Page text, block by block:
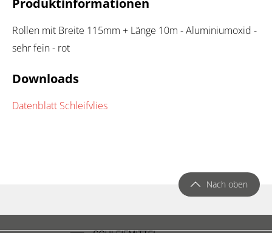
Rollen mit Breite 115mm + Länge 10m - Aluminiumoxid -
sehr fein - rot
Downloads
Datenblatt Schleifvlies
Nach oben